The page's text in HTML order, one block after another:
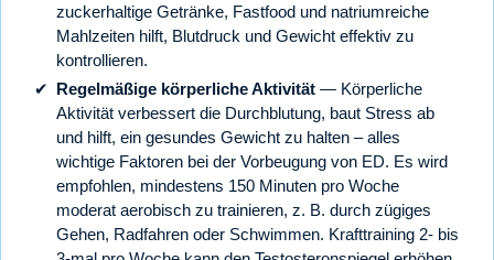
zuckerhaltige Getränke, Fastfood und natriumreiche
Mahlzeiten hilft, Blutdruck und Gewicht effektiv zu
kontrollieren.
Regelmäßige körperliche Aktivität — Körperliche
Aktivität verbessert die Durchblutung, baut Stress ab
und hilft, ein gesundes Gewicht zu halten – alles
wichtige Faktoren bei der Vorbeugung von ED. Es wird
empfohlen, mindestens 150 Minuten pro Woche
moderat aerobisch zu trainieren, z. B. durch zügiges
Gehen, Radfahren oder Schwimmen. Krafttraining 2- bis